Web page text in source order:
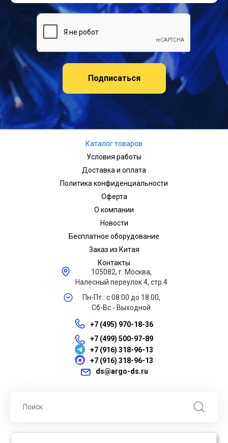
Подписаться
Каталог товаров
Условия работы
Доставка и оплата
Политика конфиденциальности
Оферта
О компании
Новости
Бесплатное оборудование
Заказ из Китая
Контакты
105082, г. Москва,
Налесный переулок 4, стр.4
Пн-Пт.: с 08:00 до 18:00,
Сб-Вс - Выходной
+7 (495) 970-18-36
+7 (499) 500-97-89
+7 (916) 318-96-13
+7 (916) 318-96-13
ds@argo-ds.ru